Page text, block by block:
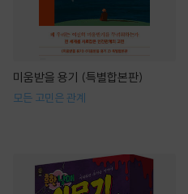
미움받을 용기 (특별합본판)
모든 고민은 관계